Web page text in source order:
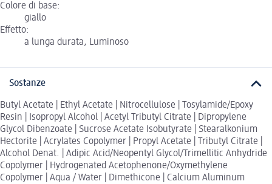
Colore di base:
giallo
Effetto:
a lunga durata, Luminoso
Sostanze
Butyl Acetate | Ethyl Acetate | Nitrocellulose | Tosylamide/Epoxy
Resin | Isopropyl Alcohol | Acetyl Tributyl Citrate | Dipropylene
Glycol Dibenzoate | Sucrose Acetate Isobutyrate | Stearalkonium
Hectorite | Acrylates Copolymer | Propyl Acetate | Tributyl Citrate |
Alcohol Denat. | Adipic Acid/Neopentyl Glycol/Trimellitic Anhydride
Copolymer | Hydrogenated Acetophenone/Oxymethylene
Copolymer | Aqua / Water | Dimethicone | Calcium Aluminum